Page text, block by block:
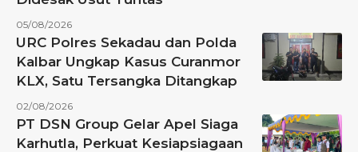
05/08/2026
URC Polres Sekadau dan Polda
Kalbar Ungkap Kasus Curanmor
KLX, Satu Tersangka Ditangkap
02/08/2026
PT DSN Group Gelar Apel Siaga
Karhutla, Perkuat Kesiapsiagaan